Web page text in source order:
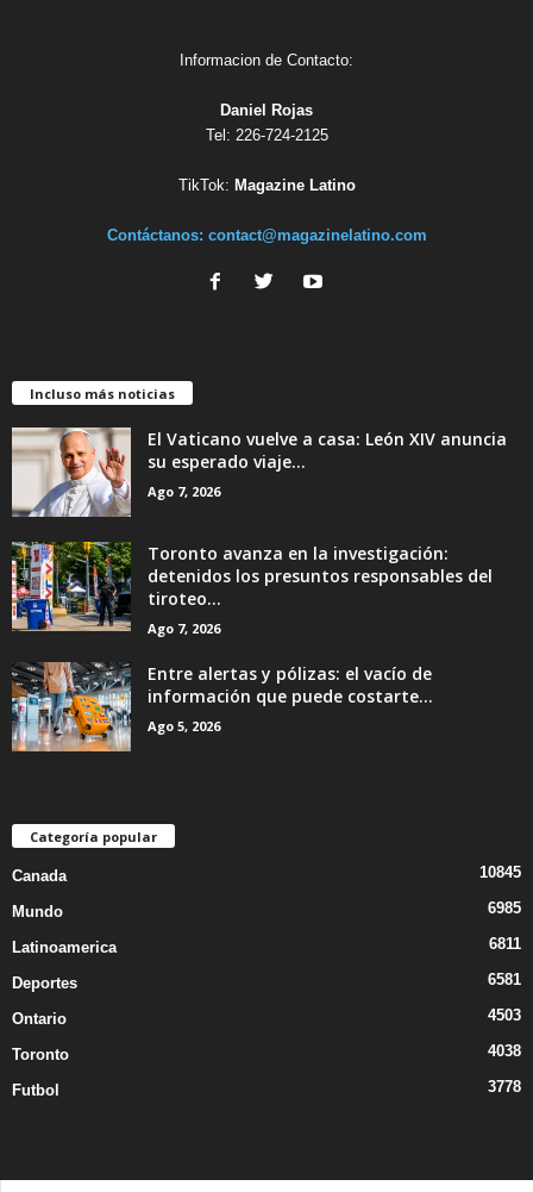
Informacion de Contacto:
Daniel Rojas
Tel: 226-724-2125
TikTok: Magazine Latino
Contáctanos: contact@magazinelatino.com
Incluso más noticias
El Vaticano vuelve a casa: León XIV anuncia
su esperado viaje...
Ago 7, 2026
Toronto avanza en la investigación:
detenidos los presuntos responsables del
tiroteo...
Ago 7, 2026
Entre alertas y pólizas: el vacío de
información que puede costarte...
Ago 5, 2026
Categoría popular
Canada 10845
Mundo 6985
Latinoamerica 6811
Deportes 6581
Ontario 4503
Toronto 4038
Futbol 3778